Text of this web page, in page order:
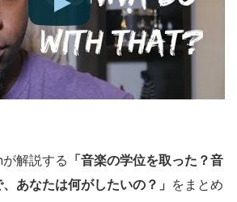
解説する 「音楽の学位を取った？音
あなたは何がしたいの？」 をまとめ